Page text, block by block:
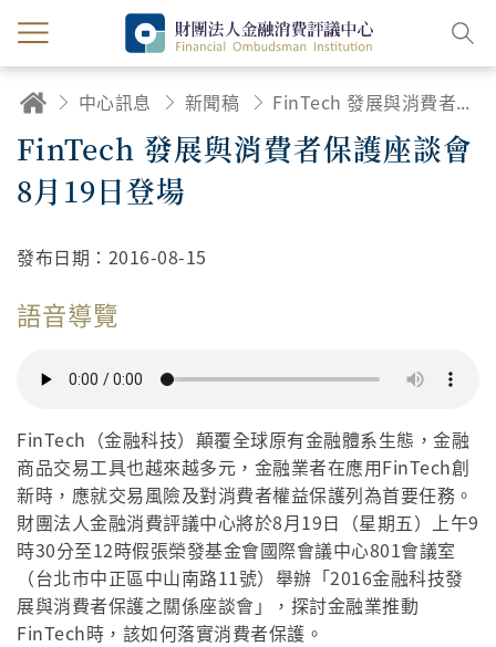
中心訊息 新聞稿 FinTech 發展與消費者保護座談會 8月19日登場
FinTech 發展與消費者保護座談會
8月19日登場
發布日期： 2016-08-15
語音導覽
FinTech（金融科技）顛覆全球原有金融體系生態，金融
商品交易工具也越來越多元，金融業者在應用FinTech創
新時，應就交易風險及對消費者權益保護列為首要任務。
財團法人金融消費評議中心將於8月19日（星期五）上午9
時30分至12時假張榮發基金會國際會議中心801會議室
（台北市中正區中山南路11號）舉辦「2016金融科技發
展與消費者保護之關係座談會」，探討金融業推動
FinTech時，該如何落實消費者保護。